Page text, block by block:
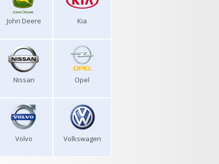
John Deere Kia
Nissan Opel
Volvo Volkswagen